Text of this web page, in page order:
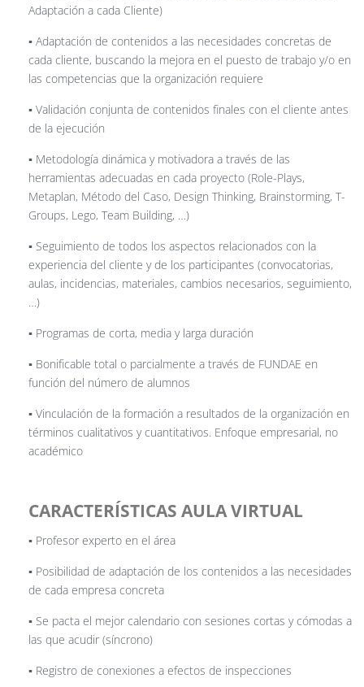
Adaptación a cada Cliente)
▪️ Adaptación de contenidos a las necesidades concretas de
cada cliente, buscando la mejora en el puesto de trabajo y/o en
las competencias que la organización requiere
▪️ Validación conjunta de contenidos finales con el cliente antes
de la ejecución
▪️ Metodología dinámica y motivadora a través de las
herramientas adecuadas en cada proyecto (Role-Plays,
Metaplan, Método del Caso, Design Thinking, Brainstorming, T-
Groups, Lego, Team Building, …)
▪️ Seguimiento de todos los aspectos relacionados con la
experiencia del cliente y de los participantes (convocatorias,
aulas, incidencias, materiales, cambios necesarios, seguimiento,
…)
▪️ Programas de corta, media y larga duración
▪️ Bonificable total o parcialmente a través de FUNDAE en
función del número de alumnos
▪️ Vinculación de la formación a resultados de la organización en
términos cualitativos y cuantitativos. Enfoque empresarial, no
académico
CARACTERÍSTICAS AULA VIRTUAL
▪️ Profesor experto en el área
▪️ Posibilidad de adaptación de los contenidos a las necesidades
de cada empresa concreta
▪️ Se pacta el mejor calendario con sesiones cortas y cómodas a
las que acudir (síncrono)
▪️ Registro de conexiones a efectos de inspecciones